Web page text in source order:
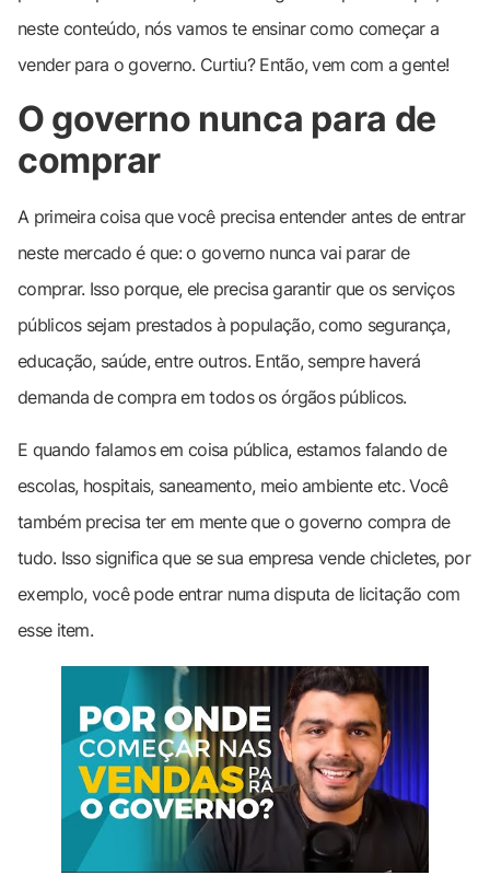
neste conteúdo, nós vamos te ensinar como começar a
vender para o governo. Curtiu? Então, vem com a gente!
O governo nunca para de
comprar
A primeira coisa que você precisa entender antes de entrar
neste mercado é que: o governo nunca vai parar de
comprar. Isso porque, ele precisa garantir que os serviços
públicos sejam prestados à população, como segurança,
educação, saúde, entre outros. Então, sempre haverá
demanda de compra em todos os órgãos públicos.
E quando falamos em coisa pública, estamos falando de
escolas, hospitais, saneamento, meio ambiente etc. Você
também precisa ter em mente que o governo compra de
tudo. Isso significa que se sua empresa vende chicletes, por
exemplo, você pode entrar numa disputa de licitação com
esse item.